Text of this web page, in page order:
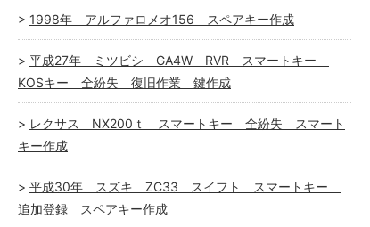
1998年 アルファロメオ156 スペアキー作成
平成27年 ミツビシ GA4W RVR スマートキー
KOSキー 全紛失 復旧作業 鍵作成
レクサス NX200ｔ スマートキー 全紛失 スマート
キー作成
平成30年 スズキ ZC33 スイフト スマートキー
追加登録 スペアキー作成